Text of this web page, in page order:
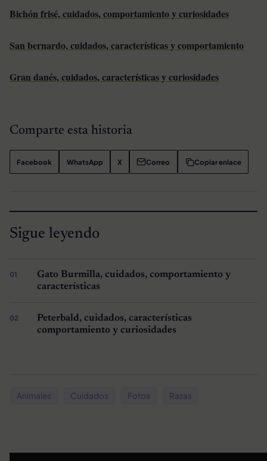
Bichón frisé, cuidados, comportamiento y curiosidades
San bernardo, cuidados, características y comportamiento
Gran danés, cuidados, características y curiosidades
Comparte esta historia
Facebook WhatsApp X Correo Copiar enlace
Sigue leyendo
Gato Burmilla, cuidados, comportamiento y
características
Peterbald, cuidados, características
comportamiento y curiosidades
Animales Cuidados Fotos Razas